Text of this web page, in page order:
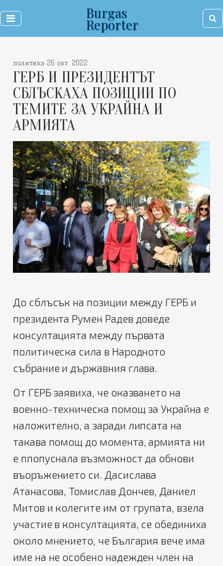
Burgas
Reporter
политика 26 окт. 2022
ГЕРБ И ПРЕЗИДЕНТЪТ
СБЛЪСКАХА ПОЗИЦИИ ПО
ТЕМИТЕ ЗА УКРАЙНА И
АРМИЯТА
До сблъсък на позиции между ГЕРБ и
президента Румен Радев доведе
консултацията между първата
политическа сила в Народното
събрание и държавния глава.
От ГЕРБ заявиха, че оказването на
военно-техническа помощ за Украйна е
наложително, а заради липсата на
такава помощ до момента, армията ни
е ппопуснала възможност да обнови
въоръжението си. Дасислава
Атанасова, Томислав Дончев, Даниел
Митов и колегите им от групата, взела
участие в консултацията, се обединиха
около мнението, че България вече има
име на не особено надежден член на